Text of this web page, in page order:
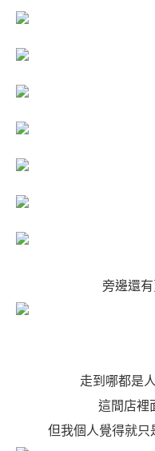
旁邊還
走到哪都是
這間店裡
但我個人覺得就只